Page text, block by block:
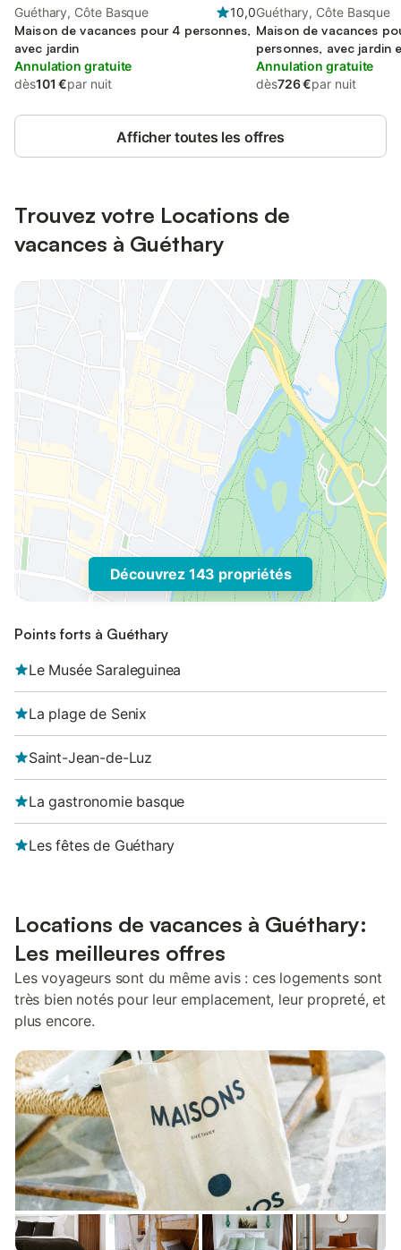
Guéthary, Côte Basque
10,0
Maison de vacances pour 4 personnes,
avec jardin
Annulation gratuite
dès101 €par nuit
Guéthary, Côte Basque
Maison de vacances
personnes, avec jardin
Annulation gratuite
dès726 €par nuit
Afficher toutes les offres
Trouvez votre Locations de
vacances à Guéthary
Découvrez 143 propriétés
Points forts à Guéthary
Le Musée Saraleguinea
La plage de Senix
Saint-Jean-de-Luz
La gastronomie basque
Les fêtes de Guéthary
Locations de vacances à Guéthary:
Les meilleures offres
Les voyageurs sont du même avis : ces logements sont
très bien notés pour leur emplacement, leur propreté, et
plus encore.